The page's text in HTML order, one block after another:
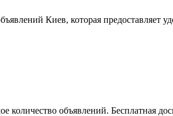
Киев, которая предоставляет
количество объявлений. Бесплатная